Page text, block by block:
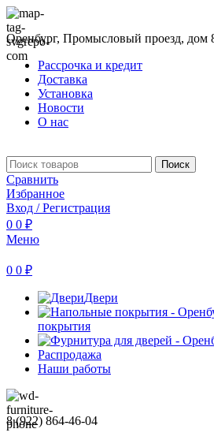
Оренбург, Промысловый проезд,
Рассрочка и кредит
Доставка
Установка
Новости
О нас
Поиск
Сравнить
Избранное
Вход / Регистрация
0 0 ₽
Меню
0 0 ₽
Двери
покрытия
Распродажа
Наши работы
8 (922) 864-46-04